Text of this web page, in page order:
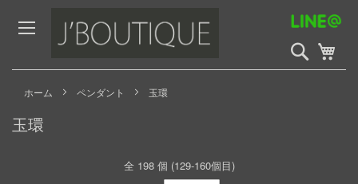
to
Content
検
索
開
ホーム ペンダント 玉環
玉環
全 198個 (129-160個目)